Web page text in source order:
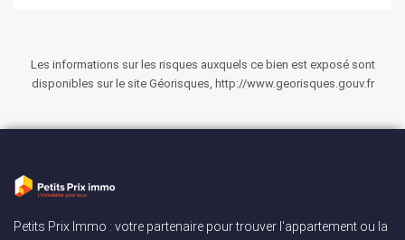
Les informations sur les risques auxquels ce bien est exposé sont
disponibles sur le site Géorisques, http://www.georisques.gouv.fr
Petits Prix Immo : votre partenaire pour trouver l'appartement ou la